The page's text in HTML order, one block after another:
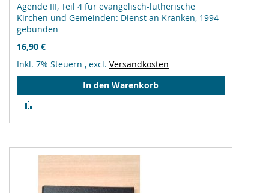
Agende III, Teil 4 für evangelisch-lutherische
Kirchen und Gemeinden: Dienst an Kranken, 1994
gebunden
16,90 €
Inkl. 7% Steuern , excl. Versandkosten
In den Warenkorb
hinzufügen